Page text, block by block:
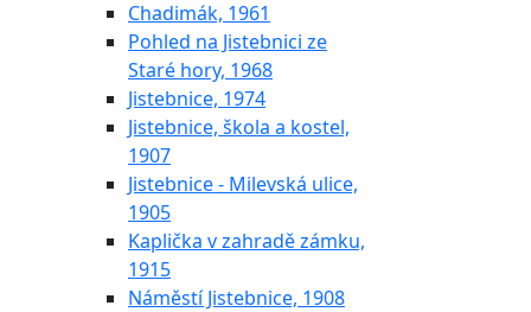
Chadimák, 1961
Pohled na Jistebnici ze
Staré hory, 1968
Jistebnice, 1974
Jistebnice, škola a kostel,
1907
Jistebnice - Milevská ulice,
1905
Kaplička v zahradě zámku,
1915
Náměstí Jistebnice, 1908